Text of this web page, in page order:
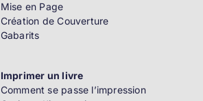
Mise en Page
Création de Couverture
Gabarits
Imprimer un livre
Comment se passe l’impression